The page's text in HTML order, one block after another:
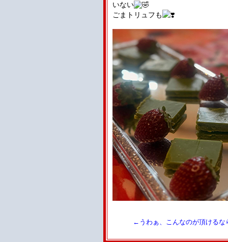
いない
ごまトリュフも
←うわぁ、こんなのが頂けるな